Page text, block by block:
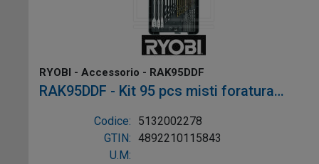
RYOBI - Accessorio - RAK95DDF
RAK95DDF - Kit 95 pcs misti foratura
avvitatura
Codice:
5132002278
GTIN: 4892210115843
U.M: